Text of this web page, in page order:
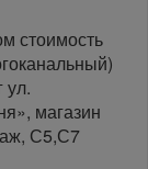
стоимость
ул.
магазин
С5,С7